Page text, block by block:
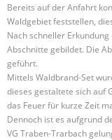
Bereits auf der Anfahrt
Waldgebiet feststellen,
Nach schneller
Abschnitte gebildet. Die
geführt.
Mittels Waldbrand-Set
dieses gestaltete sich auf
das Feuer für kurze Zeit
Dennoch ist es aufgrund
VG Traben-Trarbach